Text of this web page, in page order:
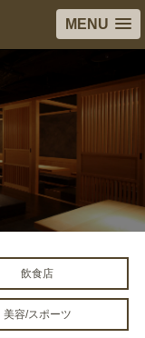
MENU
飲食店
美容/スポーツ